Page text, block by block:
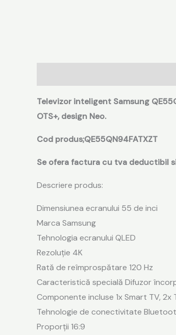
Televizor inteligent Samsung
OTS+, design Neo.
Cod produs;QE55QN94FATXZT
Se ofera factura cu tva deductibil
Descriere produs:
Dimensiunea ecranului 55 de inci
Marca Samsung
Tehnologia ecranului QLED
Rezoluţie 4K
Rată de reîmprospătare 120 Hz
Caracteristică specială Difuzor
Componente incluse 1x Smart TV, 2x
Tehnologie de conectivitate
Proporții 16:9